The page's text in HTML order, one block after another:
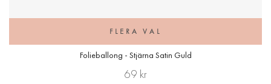
FLERA VAL
Folieballong - Stjärna Satin Guld
69 kr